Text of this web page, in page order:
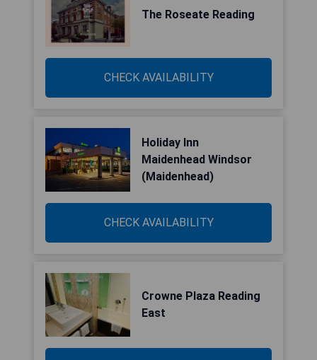
The Roseate Reading
CHECK AVAILABILITY
Holiday Inn
Maidenhead Windsor
(Maidenhead)
CHECK AVAILABILITY
Crowne Plaza Reading
East